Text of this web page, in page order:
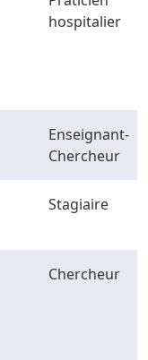
hospitalier
Enseignant-
Chercheur
Stagiaire
Chercheur